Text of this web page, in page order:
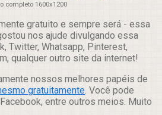
completo 1600x1200
gratuito e sempre será - essa
nos ajude divulgando essa
Twitter, Whatsapp, Pinterest,
qualquer outro site da internet!
nossos melhores papéis de
gratuitamente. Você pode
entre outros meios. Muito